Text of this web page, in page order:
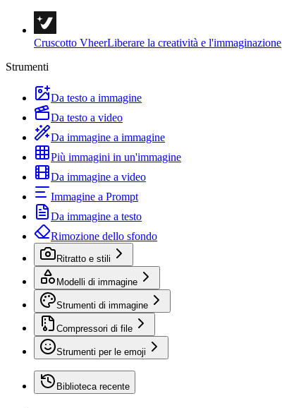
Cruscotto VheerLiberare la creatività e l'immaginazione
Strumenti
Da testo a immagine
Da testo a video
Da immagine a immagine
Più immagini in un'immagine
Da immagine a video
Immagine a Prompt
Da immagine a testo
Rimozione dello sfondo
Ritratto e stili
Modelli di immagine
Strumenti di immagine
Compressori di file
Strumenti per le emoji
Biblioteca recente